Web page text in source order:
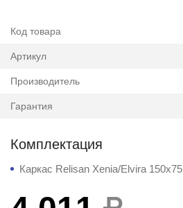
Код товара
Артикул
Производитель
Гарантия
Комплектация
Каркас Relisan Xenia/Elvira 150x75